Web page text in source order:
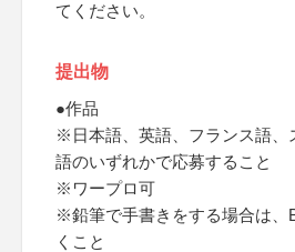
てください。
提出物
●作品
※日本語、英語、フランス語、
語のいずれかで応募すること
※ワープロ可
※鉛筆で手書きをする場合は、
くこと